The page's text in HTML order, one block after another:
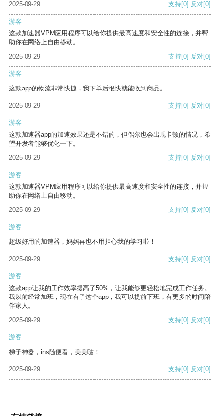
2025-09-29
支持[0] 反对[0]
游客
这款加速器VPM应用程序可以给你提供最高速度和安全性的连接，并帮
助你在网络上自由移动。
2025-09-29
支持[0] 反对[0]
游客
这款app的物流非常快捷，我下单后很快就能收到商品。
2025-09-29 支持[0] 反对[0]
游客
这款加速器app的加速效果还是不错的，但偶尔也会出现卡顿的情况，希
望开发者能够优化一下。
2025-09-29
支持[0] 反对[0]
游客
这款加速器VPM应用程序可以给你提供最高速度和安全性的连接，并帮
助你在网络上自由移动。
2025-09-29
支持[0] 反对[0]
游客
超级好用的加速器，妈妈再也不用担心我的学习啦！
2025-09-29 支持[0] 反对[0]
游客
这款app让我的工作效率提高了50%，让我能够更轻松地完成工作任务。
我以前经常加班，现在有了这个app，我可以提前下班，有更多的时间陪
伴家人。
2025-09-29
支持[0] 反对[0]
游客
梯子神器，ins随便看，美美哒！
2025-09-29 支持[0] 反对[0]